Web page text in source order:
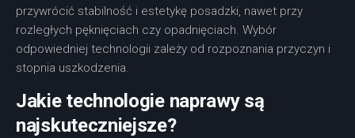
przywrócić stabilność i estetykę posadzki, nawet przy
rozległych pęknięciach czy opadnięciach. Wybór
odpowiedniej technologii zależy od rozpoznania przyczyn i
stopnia uszkodzenia.
Jakie technologie naprawy są
najskuteczniejsze?